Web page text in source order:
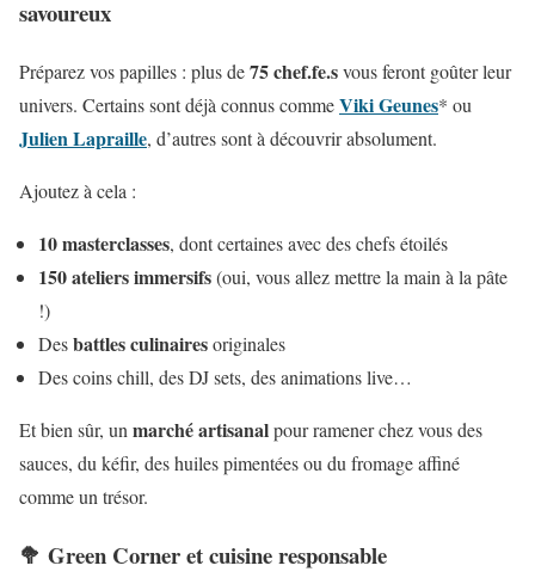
savoureux
Préparez vos papilles : plus de75 chef.fe.svous feront goûter leur
univers. Certains sont déjà connus commeViki Geunes* ou
Julien Lapraille, d’autres sont à découvrir absolument.
Ajoutez à cela :
10 masterclasses, dont certaines avec des chefs étoilés
150 ateliers immersifs(oui, vous allez mettre la main à la pâte
!)
Desbattles culinairesoriginales
Des coins chill, des DJ sets, des animations live…
Et bien sûr, un marché artisanalpour ramener chez vous des
sauces, du kéfir, des huiles pimentées ou du fromage affiné
comme un trésor.
🥦 Green Corner et cuisine responsable